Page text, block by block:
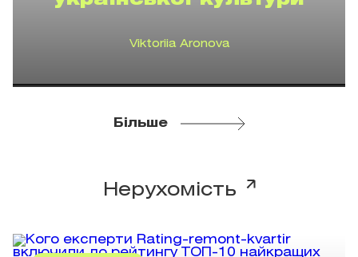
Viktoriia Aronova
Більше
Нерухомість